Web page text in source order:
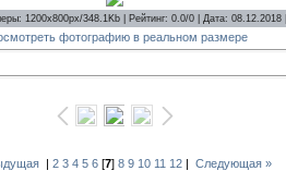
1200x800px/348.1Kb | Рейтинг: 0.0/0 | Дата: 08.12.2018 |
фотографию в реальном размере
| 2 3 4 5 6 [7] 8 9 10 11 12 | Следующая »